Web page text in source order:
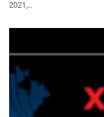
2021,…